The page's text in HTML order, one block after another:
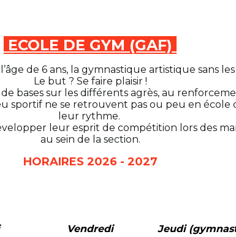
ECOLE DE GYM (GAF)
de 6 ans, la gymnastique artistique sans
Le but ? Se faire plaisir !
bases sur les différents agrès, au
sportif ne se retrouvent pas ou peu en école
leur rythme.
leur esprit de compétition lors des
au sein de la section.
HORAIRES 2026 - 2027
Vendredi Jeudi